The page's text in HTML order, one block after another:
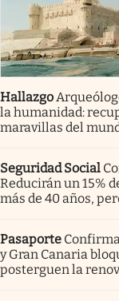
Hallazgo
la humanidad:
maravillas del
Seguridad Social
Reducirán un 15%
más de 40 años,
Pasaporte
y Gran Canaria
posterguen la